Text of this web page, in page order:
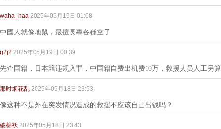
waha_haa 2025年05月19日 01:08
中國人就像地鼠，最擅長專各種空子
g2j2 2025年05月19日 00:39
先查国籍，日本籍违规入罪，中国籍自费出机费10万，救援人员人工另
那时烟花乱 2025年05月18日 23:53
像这种不是外在突发情况造成的救援不应该自己出钱吗？
破棉袄 2025年05月18日 23:43